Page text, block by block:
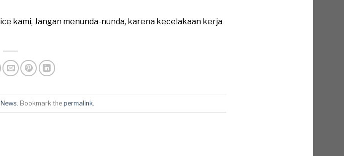
kami, Jangan menunda-nunda, karena kecelakaan kerja
News . Bookmark the permalink